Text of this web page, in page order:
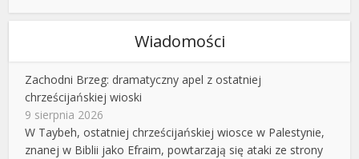
Wiadomości
Zachodni Brzeg: dramatyczny apel z ostatniej
chrześcijańskiej wioski
9 sierpnia 2026
W Taybeh, ostatniej chrześcijańskiej wiosce w Palestynie,
znanej w Biblii jako Efraim, powtarzają się ataki ze strony